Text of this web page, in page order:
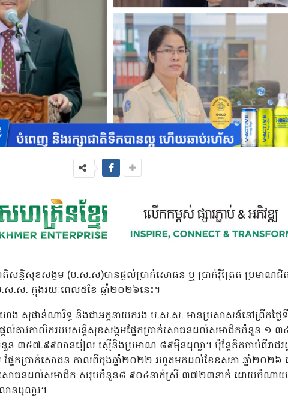
ជាតិសន្តិសុខសង្គម (ប.ស.ស)បានផ្តល់ប្រាក់សោធន ឬ ប្រាក់រ៉ឺត្រែត ប្រមាណ
.ស. ក្នុងរយៈពេល៥ខែ ឆ្នាំ២០២៦នេះ។
េង សុផាន់ណារិទ្ធ និងជាអគ្គនាយករង ប.ស.ស. មានប្រសាសន៍នៅព្រឹកថ្ងៃទី
ដល់តាវកាលិករបបសន្តិសុខសង្គមផែ្នកប្រាក់សោធនដល់សមាជិកចំនួន ១
៧.៩៩លានរៀល ស្មើនិងប្រមាណ ៨៩ម៉ឺនដុល្លា។ ប៉ុន្តែគិតចាប់ពីរាជរដ្ឋ
ផ្នែកប្រាក់សោធន កាលពីចុងឆ្នាំ២០២២ រហូតមកដល់ខែឧសភា ឆ្នាំ២០២៦
ាក់សោធនដល់សមាជិក សរុបចំនួន៨ ៩០៤នាក់ស្រី ៣៧២៣នាក់ ដោយចំណាយ
ដុលា្លរ។